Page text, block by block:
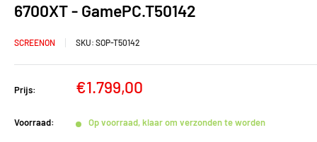
6700XT - GamePC.T50142
SCREENON SKU: SOP-T50142
Prijs: Verkoopprijs
€1.799,00
Voorraad: Op voorraad, klaar om verzonden te worden